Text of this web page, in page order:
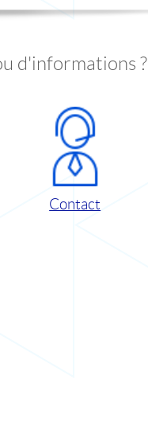
d'informations ?
Contact